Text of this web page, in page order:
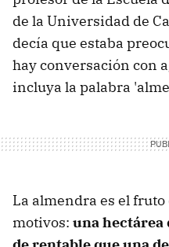
de la Universidad de
decía que estaba
hay conversación con
incluya la palabra
La almendra es el
motivos: una hectárea